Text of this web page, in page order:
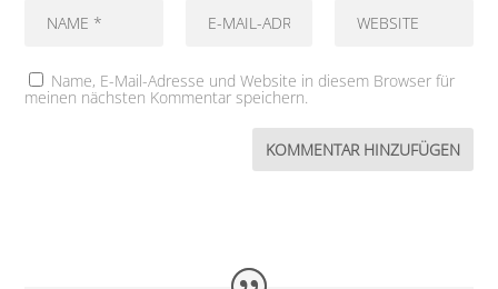
Name, E-Mail-Adresse und Website in diesem Browser für
meinen nächsten Kommentar speichern.